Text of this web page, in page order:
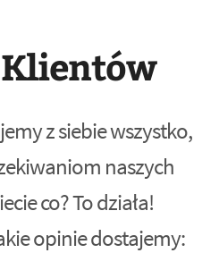
z siebie wszystko,
naszych
co? To działa!
opinie dostajemy: